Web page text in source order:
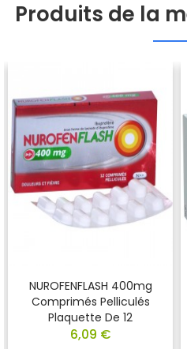
Produits de la
NUROFENFLASH 400mg
Comprimés Pelliculés
Plaquette De 12
6,09 €